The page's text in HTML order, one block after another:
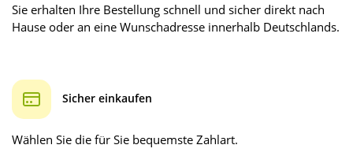
Sie erhalten Ihre Bestellung schnell und sicher direkt nach
Hause oder an eine Wunschadresse innerhalb Deutschlands.
Sicher einkaufen
Wählen Sie die für Sie bequemste Zahlart.